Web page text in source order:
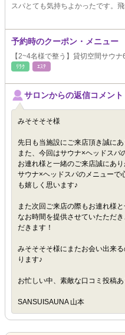
スパとても気持ちよかったです。飛
予約時のクーポン・メニュー
【2~4名様で整う】貸切空間サウ
ﾘﾗｸ ｴｽﾃ
サロンからの返信コメント
みそそそそ様
先日も当施設にご来店頂き誠にあ
また、今回はサウナ×ヘッドスパ
お連れ様と一緒のご来店誠にあり
サウナ×ヘッドスパのメニューで
も嬉しく思います♪
また次回ご来店の際もお連れ様
なお時間を提供させていたただ
だきます！
みそそそそ様にまたお会い出来
ります♪
お忙しい中、素敵な口コミ投稿
SANSUISAUNA 山本